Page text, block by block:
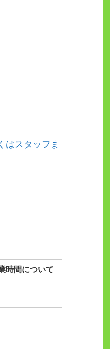
はスタッフま
時間について